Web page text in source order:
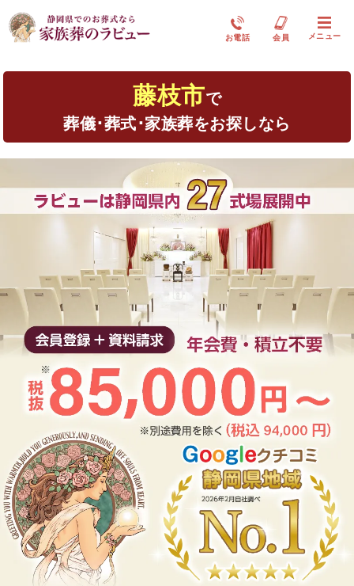
お電話 会員 メニュー
藤枝市で
葬儀･葬式･家族葬をお探しなら